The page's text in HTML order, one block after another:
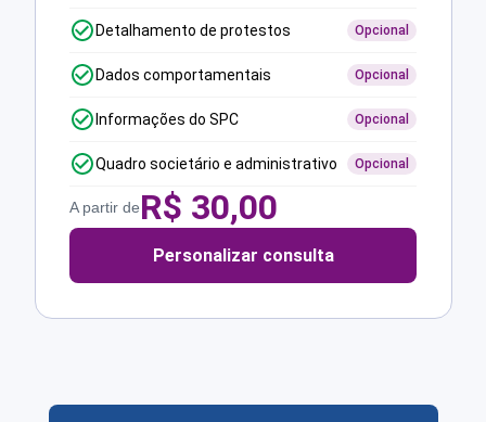
Detalhamento de protestos Opcional
Dados comportamentais Opcional
Informações do SPC Opcional
Quadro societário e administrativo Opcional
A partir deR$ 30,00
Personalizar consulta